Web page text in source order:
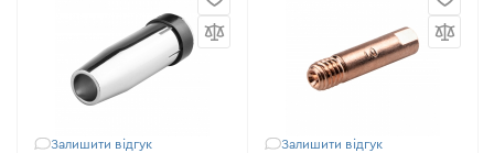
Залишити відгук Залишити відгук